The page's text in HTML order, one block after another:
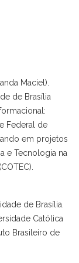
Maciel).
de Brasília
Federal de
em projetos
e Tecnologia na
de Brasília.
Católica
Brasileiro de